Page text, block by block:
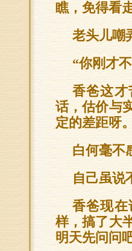
瞧，免得看
老头儿嘲
“你刚才
香爸这才
话，估价与
定的差距呀
白何毫不
自己虽说
香爸现在
样，搞了大
明天先问问